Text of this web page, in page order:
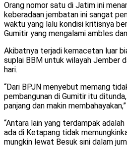
Orang nomor satu di Jatim ini
keberadaan jembatan ini sangat
waktu yang lalu kondisi kritisnya
Gumitir yang mengalami ambles
Akibatnya terjadi kemacetan luar
suplai BBM untuk wilayah Jember
hari.
“Dari BPJN menyebut memang
pembangunan di Gumitir itu
panjang dan makin
“Antara lain yang terdampak
ada di Ketapang tidak
mungkin lewat Besuk sini dalam